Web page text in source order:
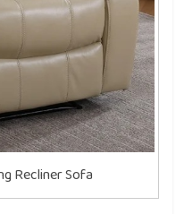
Recliner Sofa